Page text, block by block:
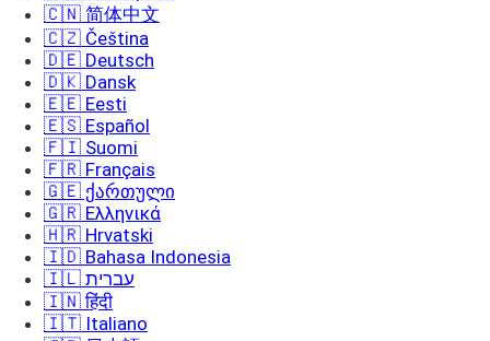
🇨🇳 简体中文
🇨🇿 Čeština
🇩🇪 Deutsch
🇩🇰 Dansk
🇪🇪 Eesti
🇪🇸 Español
🇫🇮 Suomi
🇫🇷 Français
🇬🇪 ქართული
🇬🇷 Ελληνικά
🇭🇷 Hrvatski
🇮🇩 Bahasa Indonesia
🇮🇱 עברית
🇮🇳 हिंदी
🇮🇹 Italiano